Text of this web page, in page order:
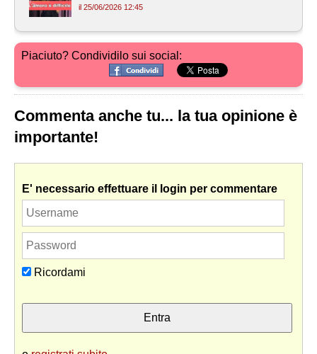
il 25/06/2026 12:45
Piaciuto? Condividilo sui social:
Commenta anche tu... la tua opinione è
importante!
E' necessario effettuare il login per commentare
Ricordami